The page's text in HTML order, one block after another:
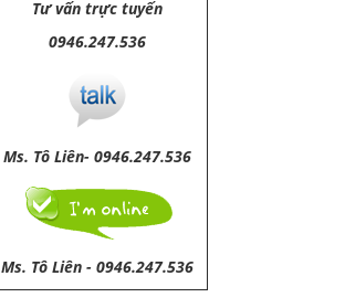
Tư vấn trực tuyến
0946.247.536
Ms. Tô Liên- 0946.247.536
Ms. Tô Liên - 0946.247.536